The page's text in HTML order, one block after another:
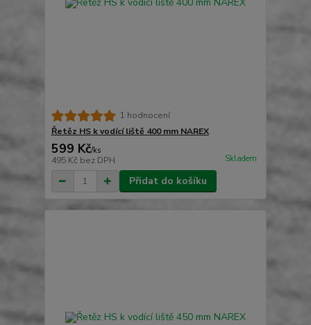
1 hodnocení
Řetěz HS k vodící liště 400 mm NAREX
599 Kč/ks
495 Kč bez DPH Skladem
Přidat do košíku